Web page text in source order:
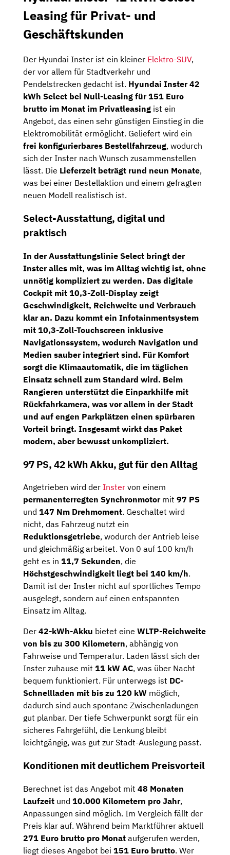
Leasing für Privat- und
Geschäftskunden
Der Hyundai Inster ist ein kleiner Elektro-SUV,
der vor allem für Stadtverkehr und
Pendelstrecken gedacht ist. Hyundai Inster 42
kWh Select bei Null-Leasing für 151 Euro
brutto im Monat im Privatleasing ist ein
Angebot, das einen sehr günstigen Einstieg in die
Elektromobilität ermöglicht. Geliefert wird ein
frei konfigurierbares Bestellfahrzeug, wodurch
sich der Inster nach Wunsch zusammenstellen
lässt. Die Lieferzeit beträgt rund neun Monate,
was bei einer Bestellaktion und einem gefragten
neuen Modell realistisch ist.
Select-Ausstattung, digital und
praktisch
In derAusstattungslinie Select bringt der
Inster alles mit, was im Alltag wichtig ist, ohne
unnötig kompliziert zu werden. Das digitale
Cockpit mit 10,3-Zoll-Display zeigt
Geschwindigkeit, Reichweite und Verbrauch
klar an. Dazu kommt ein Infotainmentsystem
mit 10,3-Zoll-Touchscreen inklusive
Navigationssystem, wodurch Navigation und
Medien sauber integriert sind. Für Komfort
sorgt die Klimaautomatik, die im täglichen
Einsatz schnell zum Standard wird. Beim
Rangieren unterstützt die Einparkhilfe mit
Rückfahrkamera, was vor allem in der Stadt
und auf engen Parkplätzen einen spürbaren
Vorteil bringt. Insgesamt wirkt das Paket
modern, aber bewusst unkompliziert.
97 PS, 42 kWh Akku, gut für den Alltag
Angetrieben wird der Inster von einem
permanenterregten Synchronmotormit 97 PS
und 147 Nm Drehmoment. Geschaltet wird
nicht, das Fahrzeug nutzt ein
Reduktionsgetriebe, wodurch der Antrieb leise
und gleichmäßig arbeitet. Von 0 auf 100 km/h
geht es in 11,7 Sekunden, die
Höchstgeschwindigkeit liegt bei 140 km/h.
Damit ist der Inster nicht auf sportliches Tempo
ausgelegt, sondern auf einen entspannten
Einsatz im Alltag.
Der 42-kWh-Akku bietet eine WLTP-Reichweite
von bis zu 300 Kilometern, abhängig von
Fahrweise und Temperatur. Laden lässt sich der
Inster zuhause mit 11 kW AC, was über Nacht
bequem funktioniert. Für unterwegs ist DC-
Schnellladen mit bis zu 120 kW möglich,
dadurch sind auch spontane Zwischenladungen
gut planbar. Der tiefe Schwerpunkt sorgt für ein
sicheres Fahrgefühl, die Lenkung bleibt
leichtgängig, was gut zur Stadt-Auslegung passt.
Konditionen mit deutlichem Preisvorteil
Berechnet ist das Angebot mit 48 Monaten
Laufzeit und 10.000 Kilometern pro Jahr,
Anpassungen sind möglich. Im Vergleich fällt der
Preis klar auf. Während beim Marktführer aktuell
271 Euro brutto pro Monat aufgerufen werden,
liegt dieses Angebot bei 151 Euro brutto. Wer